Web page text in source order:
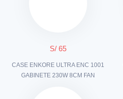
S/ 65
CASE ENKORE ULTRA ENC 1001
GABINETE 230W 8CM FAN